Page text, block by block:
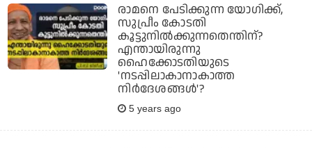
രാമനെ പേടിക്കുന്ന യോഗിക്ക്,
സുപ്രീം കോടതി
കൂട്ടുനില്‍ക്കുന്നതെന്തിന്?
എന്തായിരുന്നു
ഹൈക്കോടതിയുടെ
'നടപ്പിലാകാനാകാത്ത
നിര്‍ദേശങ്ങള്‍'?
5 years ago